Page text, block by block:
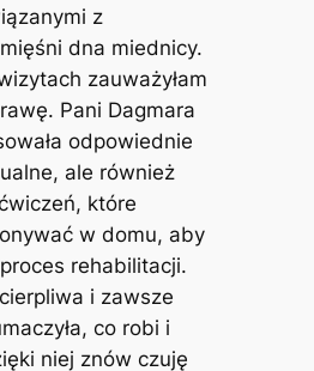
z
dna miednicy.
zauważyłam
Pani Dagmara
odpowiednie
ale również
które
w domu, aby
rehabilitacji.
i zawsze
co robi i
niej znów czuję